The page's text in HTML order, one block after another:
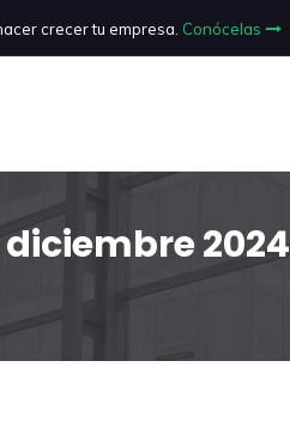
crecer tu empresa. Conócelas
2024